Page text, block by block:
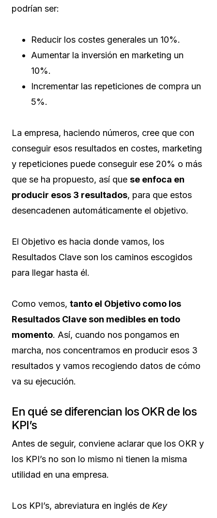
podrían ser:
Reducir los costes generales un 10%.
Aumentar la inversión en marketing un
10%.
Incrementar las repeticiones de compra un
5%.
La empresa, haciendo números, cree que con
conseguir esos resultados en costes, marketing
y repeticiones puede conseguir ese 20% o más
que se ha propuesto, así que se enfoca en
producir esos 3 resultados, para que estos
desencadenen automáticamente el objetivo.
El Objetivo es hacia donde vamos, los
Resultados Clave son los caminos escogidos
para llegar hasta él.
Como vemos, tanto el Objetivo como los
Resultados Clave son medibles en todo
momento. Así, cuando nos pongamos en
marcha, nos concentramos en producir esos 3
resultados y vamos recogiendo datos de cómo
va su ejecución.
En qué se diferencian los OKR de los
KPI’s
Antes de seguir, conviene aclarar que los OKR y
los KPI’s no son lo mismo ni tienen la misma
utilidad en una empresa.
Los KPI’s, abreviatura en inglés de Key